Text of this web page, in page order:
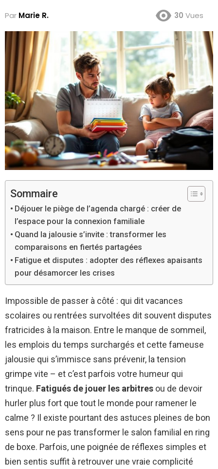
Par Marie R. 30 Vues
Sommaire
Déjouer le piège de l’agenda chargé : créer de
l’espace pour la connexion familiale
Quand la jalousie s’invite : transformer les
comparaisons en fiertés partagées
Fatigue et disputes : adopter des réflexes apaisants
pour désamorcer les crises
Impossible de passer à côté : qui dit vacances
scolaires ou rentrées survoltées dit souvent disputes
fratricides à la maison. Entre le manque de sommeil,
les emplois du temps surchargés et cette fameuse
jalousie qui s’immisce sans prévenir, la tension
grimpe vite – et c’est parfois votre humeur qui
trinque. Fatigués de jouer les arbitres ou de devoir
hurler plus fort que tout le monde pour ramener le
calme ? Il existe pourtant des astuces pleines de bon
sens pour ne pas transformer le salon familial en ring
de boxe. Parfois, une poignée de réflexes simples et
bien sentis suffit à retrouver une vraie complicité